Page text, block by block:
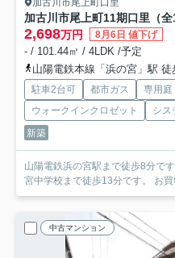
加古川市尾上町11期口里（
2,698万円 8月6日 値下げ
- / 101.44㎡ / 4LDK /予定
山陽電鉄本線「浜の宮」駅 徒
駐車2台可 都市ガス 専用庭
ウォークインクロゼット
シス
新築
山陽電鉄浜の宮駅まで徒歩8分で
宮中学校まで徒歩13分です。 お買
中古マンション